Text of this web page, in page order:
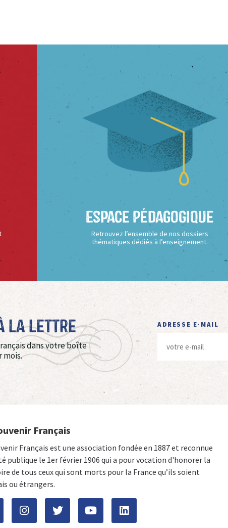
Espace Pédagogique
Retrouvez l’ensemble de nos dossiers
thématiques dédiés à l’enseignement.
La Lettre
dans votre boîte
mois.
ADRESSE E-MAIL
Français
Français est une association fondée en 1887 et reconnue
publique le 1er février 1906 qui a pour vocation d'honorer la
de tous ceux qui sont morts pour la France qu’ils soient
ou étrangers.